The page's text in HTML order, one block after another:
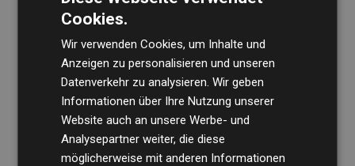
Die Wirtschaftsprüfungsgesellschaft BDOüberprüft
regelmäßig unsere Berechnungen und Methodik, um
Transparenz und Verlässlichkeit sicherzustellen.
Cookies.
Wir verwenden Cookies, um Inhalte und
Anzeigen zu personalisieren und unseren
Datenverkehr zu analysieren. Wir geben
Informationen über Ihre Nutzung unserer
Website auch an unsere Werbe- und
Analysepartner weiter, die diese
möglicherweise mit anderen Informationen